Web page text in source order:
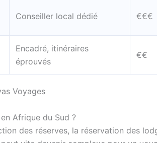
Conseiller local dédié €€€
Encadré, itinéraires
éprouvés
€€
Voyages
Afrique du Sud ?
des réserves, la réservation des